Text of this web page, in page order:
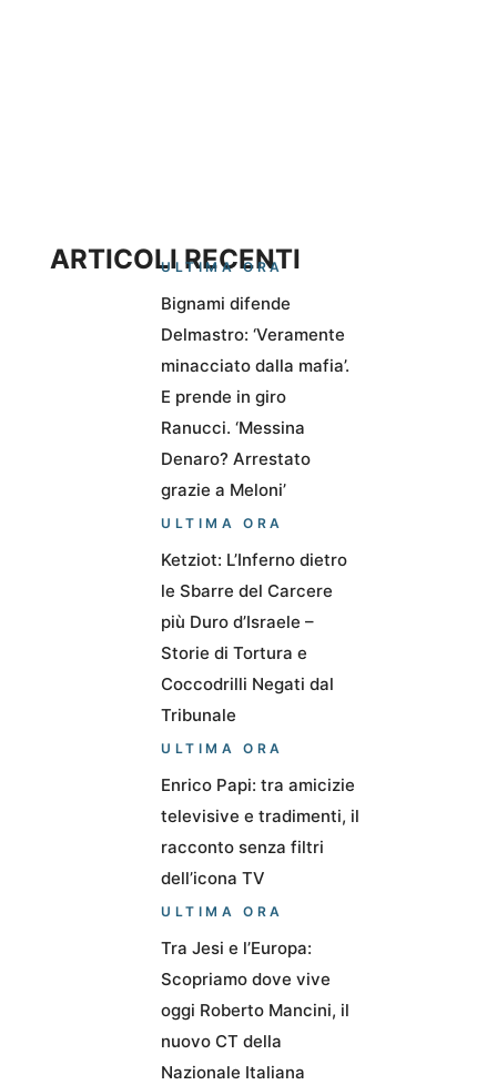
ARTICOLI RECENTI
ULTIMA ORA
Bignami difende
Delmastro: ‘Veramente
minacciato dalla mafia’.
E prende in giro
Ranucci. ‘Messina
Denaro? Arrestato
grazie a Meloni’
ULTIMA ORA
Ketziot: L’Inferno dietro
le Sbarre del Carcere
più Duro d’Israele –
Storie di Tortura e
Coccodrilli Negati dal
Tribunale
ULTIMA ORA
Enrico Papi: tra amicizie
televisive e tradimenti, il
racconto senza filtri
dell’icona TV
ULTIMA ORA
Tra Jesi e l’Europa:
Scopriamo dove vive
oggi Roberto Mancini, il
nuovo CT della
Nazionale Italiana